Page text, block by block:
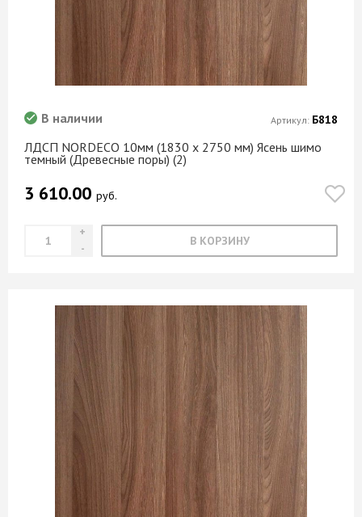
ЛДСП NORDECO 10мм (1830 х 2750 мм) Ясень шимо
темный (Древесные поры) (2)
В наличии
3 610.00 руб.
В КОРЗИНУ
Артикул: Б818